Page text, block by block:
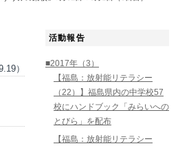
）
活動報告
■2017年（3）
【福島：放射能リテラシー
（22）】福島県内の中学校57
校にハンドブック「みらいへの
とびら」を配布
【福島：放射能リテラシー